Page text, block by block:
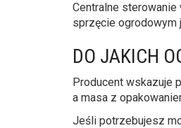
Centralne
sprzęcie
DO JAKICH
Producent wskazuje
a masa z
Jeśli potrzebujesz